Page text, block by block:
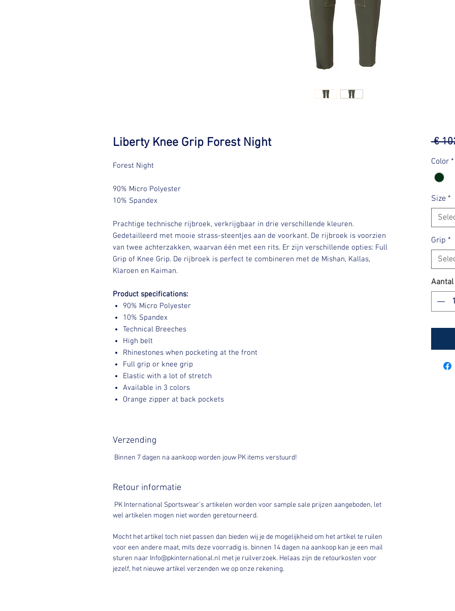
Liberty Knee Grip Forest Night
Forest Night
90% Micro Polyester
10% Spandex
Prachtige technische rijbroek, verkrijgbaar in drie verschillende kleuren.
Gedetailleerd met mooie strass-steentjes aan de voorkant. De rijbroek is voorzien
van twee achterzakken, waarvan één met een rits. Er zijn verschillende opties: Full
Grip of Knee Grip. De rijbroek is perfect te combineren met de Mishan, Kallas,
Klaroen en Kaiman.
Product specifications:
90% Micro Polyester
10% Spandex
Technical Breeches
High belt
Rhinestones when pocketing at the front
Full grip or knee grip
Elastic with a lot of stretch
Available in 3 colors
Orange zipper at back pockets
Verzending
Binnen 7 dagen na aankoop worden jouw PK items verstuurd!
Retour informatie
PK International Sportswear’s artikelen worden voor sample sale prijzen aangeboden, let
wel artikelen mogen niet worden geretourneerd.
Mocht het artikel toch niet passen dan bieden wij je de mogelijkheid om het artikel te ruilen
voor een andere maat, mits deze voorradig is. binnen 14 dagen na aankoop kan je een mail
sturen naar Info@pkinternational.nl met je ruilverzoek. Helaas zijn de retourkosten voor
jezelf, het nieuwe artikel verzenden we op onze rekening.
€
Color *
Size *
Grip *
Aantal